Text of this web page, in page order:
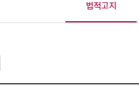
법적고지